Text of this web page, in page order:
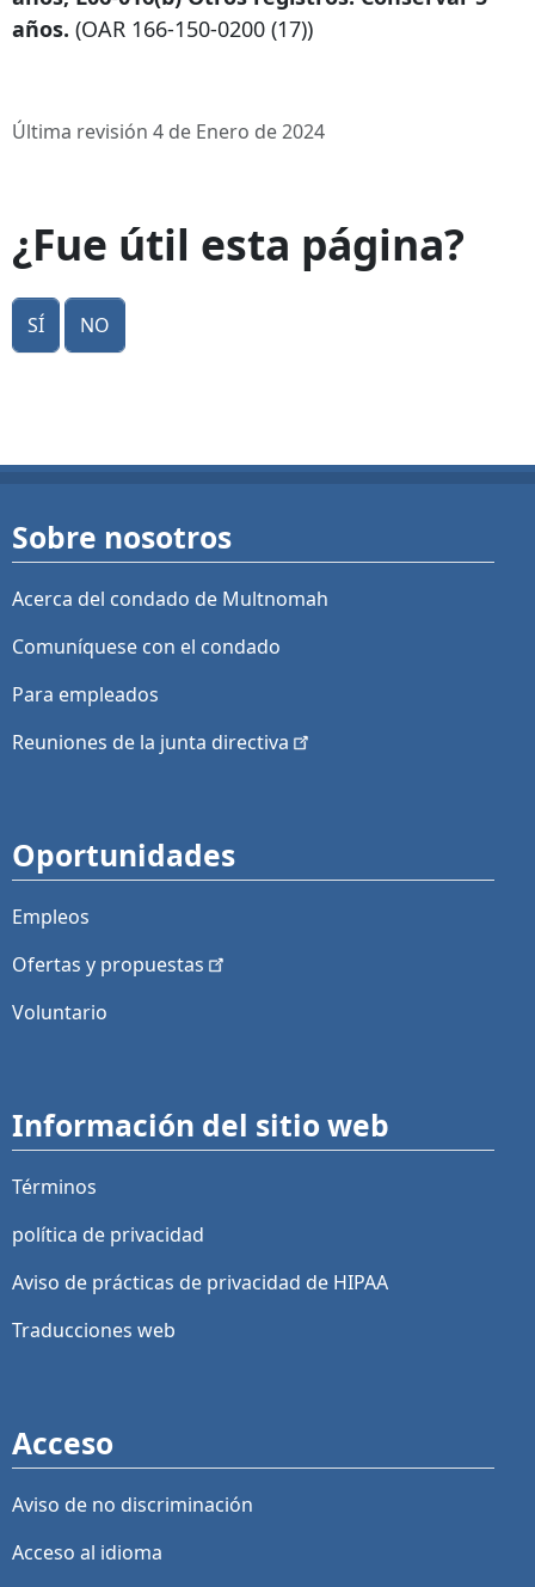
años. (OAR 166-150-0200 (17))
Última revisión 4 de Enero de 2024
¿Fue útil esta página?
Sí No
Sobre nosotros
Acerca del condado de Multnomah
Comuníquese con el condado
Para empleados
Reuniones de la junta directiva
Oportunidades
Empleos
Ofertas y propuestas
Voluntario
Información del sitio web
Términos
política de privacidad
Aviso de prácticas de privacidad de HIPAA
Traducciones web
Acceso
Aviso de no discriminación
Acceso al idioma